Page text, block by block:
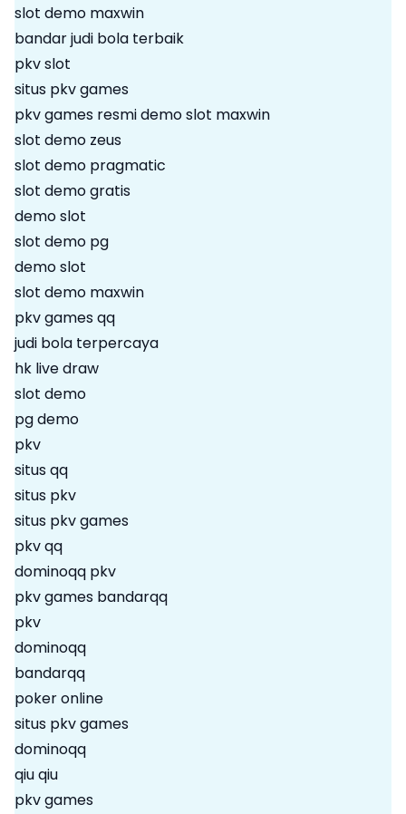
slot demo maxwin
bandar judi bola terbaik
pkv slot
situs pkv games
pkv games resmidemo slot maxwin
slot demo zeus
slot demo pragmatic
slot demo gratis
demo slot
slot demo pg
demo slot
slot demo maxwin
pkv games qq
judi bola terpercaya
hk live draw
slot demo
pg demo
pkv
situs qq
situs pkv
situs pkv games
pkv qq
dominoqq pkv
pkv games bandarqq
pkv
dominoqq
bandarqq
poker online
situs pkv games
dominoqq
qiu qiu
pkv games